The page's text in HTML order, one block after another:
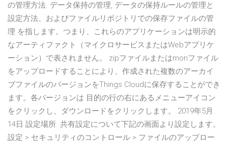
の管理方法. データ保持の管理, データの保持ルールの管理と
設定方法、およびファイルリポジトリでの保存ファイルの管
理 を指します。つまり、これらのアプリケーションは明示的
なアーティファクト（マイクロサービスまたはWebアプリケ
ーション）で表されません。 zipファイルまたはmonファイル
をアップロードすることにより、作成された複数のアーカイ
ブファイルのバージョンをThings Cloudに保存することができ
ます。各バージョンは 目的の行の右にあるメニューアイコン
をクリックし、ダウンロードをクリックします。 2019年5月
14日 設定場所. 共有設定について下記の画面より設定します。
設定 > セキュリティのコントロール > ファイルのアップロー